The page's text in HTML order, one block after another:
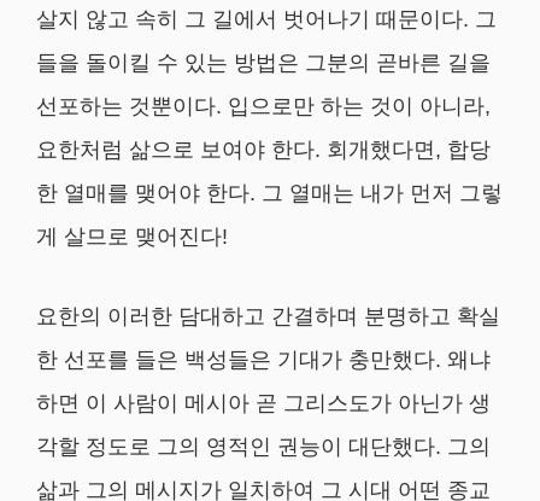
살지 않고 속히 그 길에서 벗어나기 때문이다. 그
들을 돌이킬 수 있는 방법은 그분의 곧바른 길을
선포하는 것뿐이다. 입으로만 하는 것이 아니라,
요한처럼 삶으로 보여야 한다. 회개했다면, 합당
한 열매를 맺어야 한다. 그 열매는 내가 먼저 그렇
게 살므로 맺어진다!
요한의 이러한 담대하고 간결하며 분명하고 확실
한 선포를 들은 백성들은 기대가 충만했다. 왜냐
하면 이 사람이 메시아 곧 그리스도가 아닌가 생
각할 정도로 그의 영적인 권능이 대단했다. 그의
삶과 그의 메시지가 일치하여 그 시대 어떤 종교